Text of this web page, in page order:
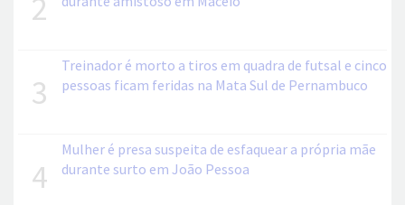
3
Treinador é morto a tiros em quadra de futsal e cinco
pessoas ficam feridas na Mata Sul de Pernambuco
4
Mulher é presa suspeita de esfaquear a própria mãe
durante surto em João Pessoa